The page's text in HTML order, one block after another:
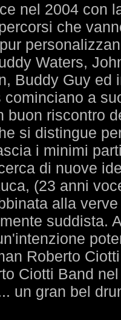
nel 2004 con
che
Waters,
Buddy Guy ed
cominciano a
buon riscontro
si distingue
i minimi
di nuove
(23 anni
alla
suddista.
Roberto
Ciotti Band
un gran bel